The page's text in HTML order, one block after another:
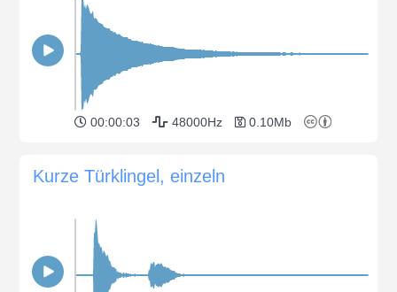
00:00:03 48000Hz 0.10Mb
Kurze Türklingel, einzeln